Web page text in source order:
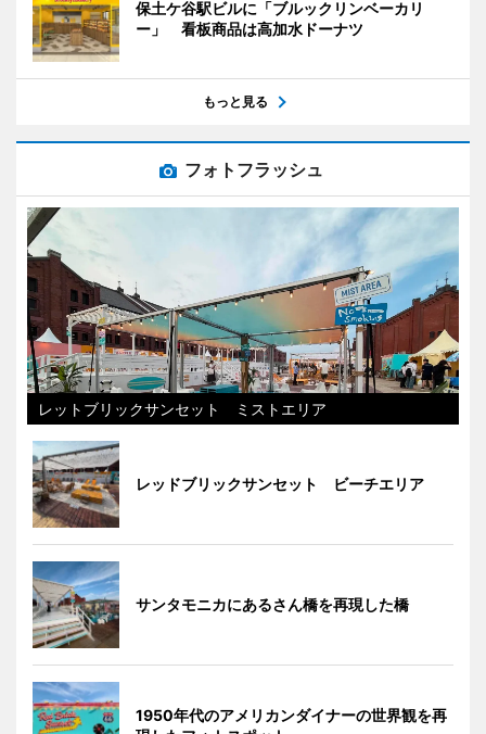
保土ケ谷駅ビルに「ブルックリンベーカリ
ー」 看板商品は高加水ドーナツ
もっと見る
フォトフラッシュ
レットブリックサンセット ミストエリア
レッドブリックサンセット ビーチエリア
サンタモニカにあるさん橋を再現した橋
1950年代のアメリカンダイナーの世界観を再